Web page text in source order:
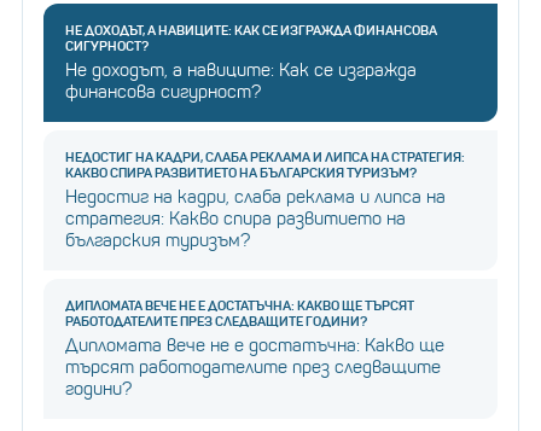
НЕ ДОХОДЪТ, А НАВИЦИТЕ: КАК СЕ ИЗГРАЖДА ФИНАНСОВА
СИГУРНОСТ?
Не доходът, а навиците: Как се изгражда
финансова сигурност?
НЕДОСТИГ НА КАДРИ, СЛАБА РЕКЛАМА И ЛИПСА НА СТРАТЕГИЯ:
КАКВО СПИРА РАЗВИТИЕТО НА БЪЛГАРСКИЯ ТУРИЗЪМ?
Недостиг на кадри, слаба реклама и липса на
стратегия: Какво спира развитието на
българския туризъм?
ДИПЛОМАТА ВЕЧЕ НЕ Е ДОСТАТЪЧНА: КАКВО ЩЕ ТЪРСЯТ
РАБОТОДАТЕЛИТЕ ПРЕЗ СЛЕДВАЩИТЕ ГОДИНИ?
Дипломата вече не е достатъчна: Какво ще
търсят работодателите през следващите
години?